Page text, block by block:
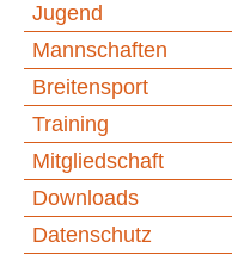
Jugend
Mannschaften
Breitensport
Training
Mitgliedschaft
Downloads
Datenschutz